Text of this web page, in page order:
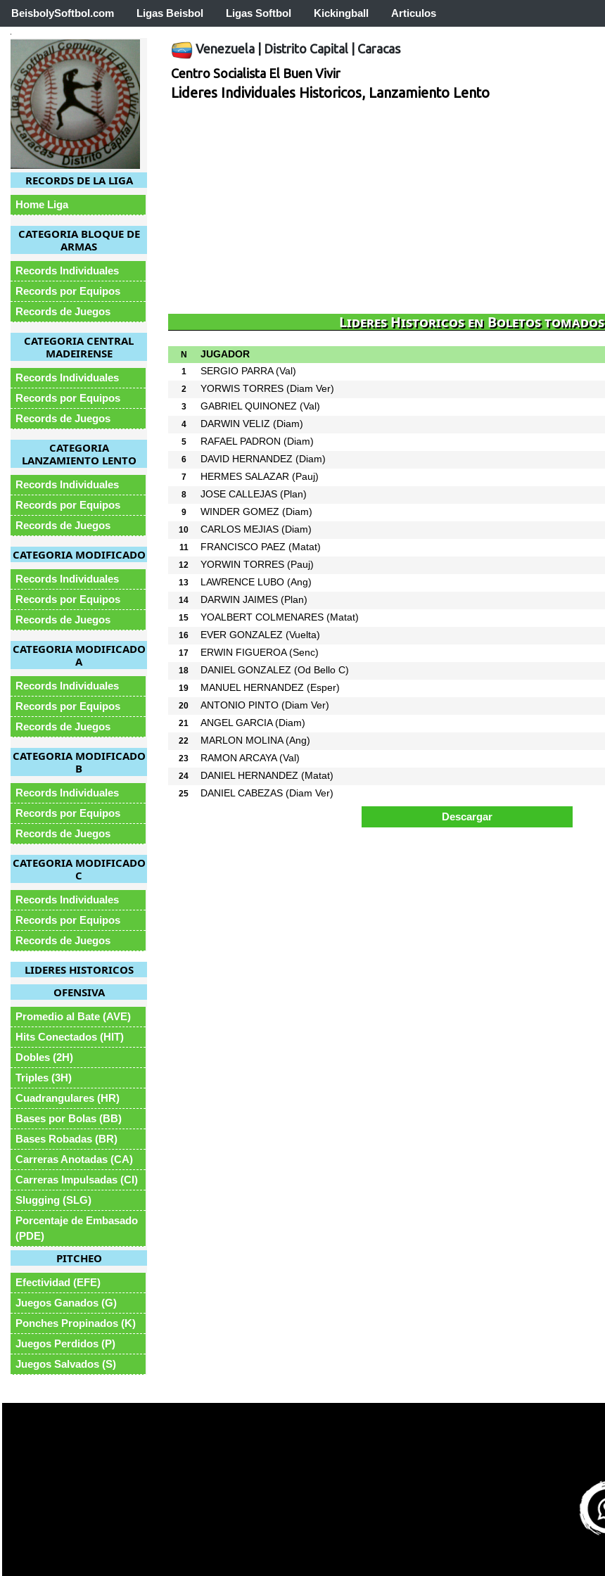
BeisbolySoftbol.com Ligas Beisbol Ligas Softbol Kickingball Articulos
RECORDS DE LA LIGA
Home Liga
CATEGORIA BLOQUE DE
ARMAS
Records Individuales
Records por Equipos
Records de Juegos
CATEGORIA CENTRAL
MADEIRENSE
Records Individuales
Records por Equipos
Records de Juegos
CATEGORIA
LANZAMIENTO LENTO
Records Individuales
Records por Equipos
Records de Juegos
CATEGORIA MODIFICADO
Records Individuales
Records por Equipos
Records de Juegos
CATEGORIA MODIFICADO
A
Records Individuales
Records por Equipos
Records de Juegos
CATEGORIA MODIFICADO
B
Records Individuales
Records por Equipos
Records de Juegos
CATEGORIA MODIFICADO
C
Records Individuales
Records por Equipos
Records de Juegos
LIDERES HISTORICOS
OFENSIVA
Promedio al Bate (AVE)
Hits Conectados (HIT)
Dobles (2H)
Triples (3H)
Cuadrangulares (HR)
Bases por Bolas (BB)
Bases Robadas (BR)
Carreras Anotadas (CA)
Carreras Impulsadas (CI)
Slugging (SLG)
Porcentaje de Embasado
(PDE)
PITCHEO
Efectividad (EFE)
Juegos Ganados (G)
Ponches Propinados (K)
Juegos Perdidos (P)
Juegos Salvados (S)
Venezuela Distrito Capital
Caracas
Centro Socialista El Buen Vivir
Lideres Individuales Historicos, Lanzamiento Lento
Lideres Historicos en Boletos tomados
N JUGADOR
1 SERGIO PARRA (Val)
2 YORWIS TORRES (Diam Ver)
3 GABRIEL QUINONEZ (Val)
4 DARWIN VELIZ (Diam)
5 RAFAEL PADRON (Diam)
6 DAVID HERNANDEZ (Diam)
7 HERMES SALAZAR (Pauj)
8 JOSE CALLEJAS (Plan)
9 WINDER GOMEZ (Diam)
10 CARLOS MEJIAS (Diam)
11 FRANCISCO PAEZ (Matat)
12 YORWIN TORRES (Pauj)
13 LAWRENCE LUBO (Ang)
14 DARWIN JAIMES (Plan)
15 YOALBERT COLMENARES (Matat)
16 EVER GONZALEZ (Vuelta)
17 ERWIN FIGUEROA (Senc)
18 DANIEL GONZALEZ (Od Bello C)
19 MANUEL HERNANDEZ (Esper)
20 ANTONIO PINTO (Diam Ver)
21 ANGEL GARCIA (Diam)
22 MARLON MOLINA (Ang)
23 RAMON ARCAYA (Val)
24 DANIEL HERNANDEZ (Matat)
25 DANIEL CABEZAS (Diam Ver)